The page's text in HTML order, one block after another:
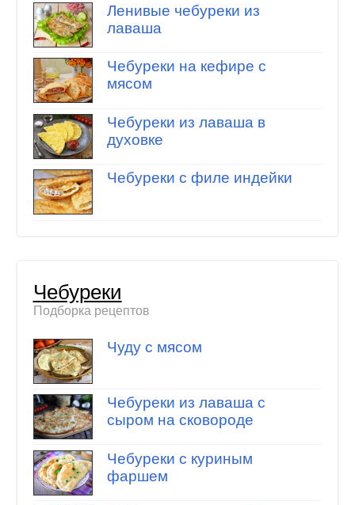
Ленивые чебуреки из
лаваша
Чебуреки на кефире с
мясом
Чебуреки из лаваша в
духовке
Чебуреки с филе индейки
Чебуреки
Подборка рецептов
Чуду с мясом
Чебуреки из лаваша с
сыром на сковороде
Чебуреки с куриным
фаршем